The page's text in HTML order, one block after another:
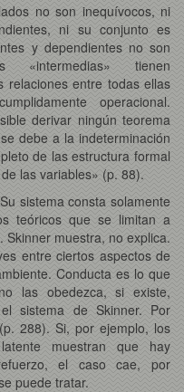
no son inequívocos, ni
ni su conjunto es
y dependientes no son
«intermedias» tienen
relaciones entre todas ellas
operacional.
derivar ningún teorema
debe a la indeterminación
de las estructura formal
las variables» (p. 88).
sistema consta solamente
teóricos que se limitan a
Skinner muestra, no explica.
entre ciertos aspectos de
Conducta es lo que
las obedezca, si existe,
sistema de Skinner. Por
288). Si, por ejemplo, los
muestran que hay
el caso cae, por
puede tratar.